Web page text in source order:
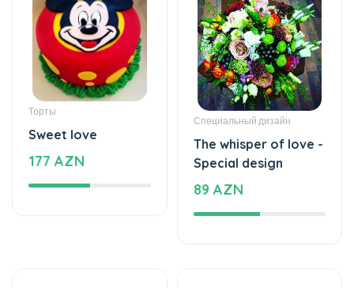
Торты
Sweet love
177 AZN
Специальный дизайн
The whisper of love -
Special design
89 AZN